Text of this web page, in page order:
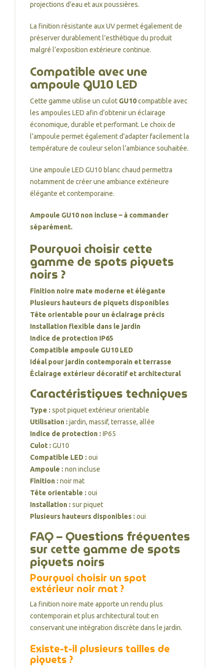
projections d’eau et aux poussières.
La finition résistante aux UV permet également de
préserver durablement l’esthétique du produit
malgré l’exposition extérieure continue.
Compatible avec une
ampoule GU10 LED
Cette gamme utilise un culot GU10compatible avec
les ampoules LED afin d’obtenir un éclairage
économique, durable et performant. Le choix de
l’ampoule permet également d’adapter facilement la
température de couleur selon l’ambiance souhaitée.
Une ampoule LED GU10 blanc chaud permettra
notamment de créer une ambiance extérieure
élégante et contemporaine.
Ampoule GU10 non incluse – à commander
séparément.
Pourquoi choisir cette
gamme de spots piquets
noirs ?
Finition noire mate moderne et élégante
Plusieurs hauteurs de piquets disponibles
Tête orientable pour un éclairage précis
Installation flexible dans le jardin
Indice de protection IP65
Compatible ampoule GU10 LED
Idéal pour jardin contemporain et terrasse
Éclairage extérieur décoratif et architectural
Caractéristiques techniques
Type : spot piquet extérieur orientable
Utilisation : jardin, massif, terrasse, allée
Indice de protection : IP65
Culot : GU10
Compatible LED : oui
Ampoule : non incluse
Finition : noir mat
Tête orientable : oui
Installation : sur piquet
Plusieurs hauteurs disponibles : oui
FAQ – Questions fréquentes
sur cette gamme de spots
piquets noirs
Pourquoi choisir un spot
extérieur noir mat ?
La finition noire mate apporte un rendu plus
contemporain et plus architectural tout en
conservant une intégration discrète dans le jardin.
Existe-t-il plusieurs tailles de
piquets ?